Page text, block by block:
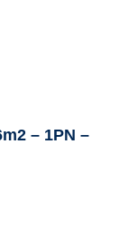
– 1PN –